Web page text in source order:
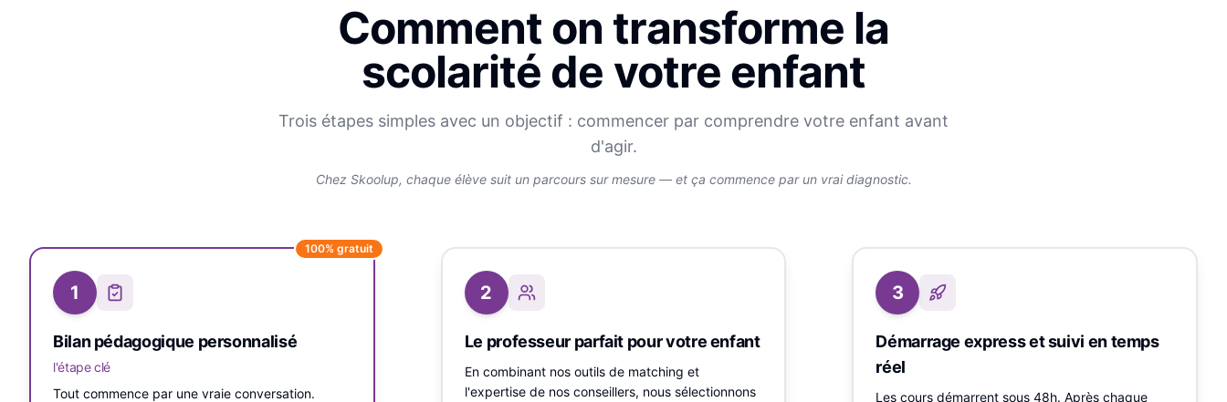
Comment on transforme la
scolarité de votre enfant
Trois étapes simples avec un objectif : commencer par comprendre votre enfant avant
d'agir.
Chez Skoolup, chaque élève suit un parcours sur mesure — et ça commence par un vrai diagnostic.
100% gratuit
1
Bilan pédagogique personnalisé
l'étape clé
Tout commence par une vraie conversation.
2
Le professeur parfait pour votre enfant
En combinant nos outils de matching et
l'expertise de nos conseillers, nous sélectionnons
3
Démarrage express et suivi en temps
réel
Les cours démarrent sous 48h. Après chaque